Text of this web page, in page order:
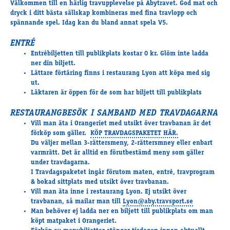
Travkonferens
Exponering & värdskap
Tävlingsserier
Träning och provlopp
Aktiva
Månadens hästägare 2026
Månadens B-tränare 2026
Euro Classic Trot
Andelshästar
Åby Stora Pris 2026
Supertorsdag för företag
Välkommen till en härlig travupplevelse på Åbytravet. God mat och
dryck i ditt bästa sällskap kombineras med fina travlopp och
spännande spel. Idag kan du bland annat spela V5.
ENTRÉ
Entrébiljetten till publikplats kostar 0 kr. Glöm inte ladda
ner din biljett.
Lättare förtäring finns i restaurang Lyon att köpa med sig
ut.
Läktaren är öppen för de som har biljett till publikplats
RESTAURANGBESÖK I SAMBAND MED TRAVDAGARNA
Vill man äta i Orangeriet med utsikt över travbanan är det
förköp som gäller. KÖP TRAVDAGSPAKETET HÄR.
Du väljer mellan 3-rättersmeny, 2-rättersmney eller enbart
varmrätt. Det är alltid en förutbestämd meny som gäller
under travdagarna.
I Travdagspaketet ingår förutom maten, entré, travprogram
& bokad sittplats med utsikt över travbanan.
Vill man äta inne i restaurang Lyon. Ej utsikt över
travbanan, så mailar man till Lyon@aby.travsport.se
Man behöver ej ladda ner en biljett till publikplats om man
köpt matpaket i Orangeriet.